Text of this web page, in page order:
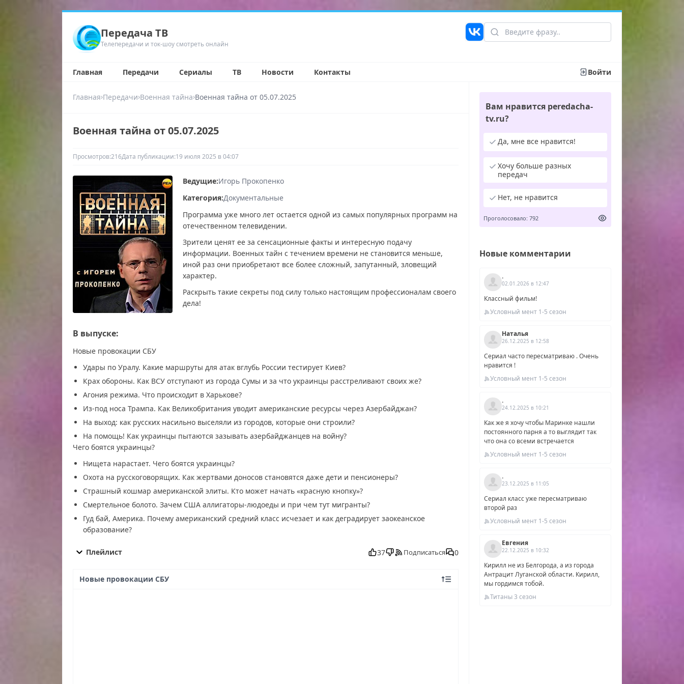
Передача ТВ
Телепередачи и ток-шоу смотреть онлайн
Главная Передачи Сериалы ТВ Новости Контакты Войти
Главная›Передачи›Военная тайна›Военная тайна от 05.07.2025
Военная тайна от 05.07.2025
Просмотров:216Дата публикации:19 июля 2025 в 04:07
Ведущие:Игорь Прокопенко
Категория:Документальные
Программа уже много лет остается одной из самых популярных программ на
отечественном телевидении.
Зрители ценят ее за сенсационные факты и интересную подачу
информации. Военных тайн с течением времени не становится меньше,
иной раз они приобретают все более сложный, запутанный, зловещий
характер.
Раскрыть такие секреты под силу только настоящим профессионалам своего
дела!
В выпуске:
Новые провокации СБУ
Удары по Уралу. Какие маршруты для атак вглубь России тестирует Киев?
Крах обороны. Как ВСУ отступают из города Сумы и за что украинцы расстреливают своих же?
Агония режима. Что происходит в Харькове?
Из-под носа Трампа. Как Великобритания уводит американские ресурсы через Азербайджан?
На выход: как русских насильно выселяли из городов, которые они строили?
На помощь! Как украинцы пытаются зазывать азербайджанцев на войну?
Чего боятся украинцы?
Нищета нарастает. Чего боятся украинцы?
Охота на русскоговорящих. Как жертвами доносов становятся даже дети и пенсионеры?
Страшный кошмар американской элиты. Кто может начать «красную кнопку»?
Смертельное болото. Зачем США аллигаторы-людоеды и при чем тут мигранты?
Гуд бай, Америка. Почему американский средний класс исчезает и как деградирует заокеанское
образование?
Военная тайна от 05.07.2025 последний выпуск, смотреть Военная тайна от 05.07.2025 последний выпуск,
эфир Военная тайна от 05.07.2025 онлайн бесплатно, программа Военная тайна от 05.07.2025, смотреть Военная
Плейлист 37 Подписаться 0
Новые провокации СБУ
Вам нравится peredacha-
tv.ru?
Да, мне все нравится!
Хочу больше разных
передач
Нет, не нравится
Проголосовало: 792
Новые комментарии
.
02.01.2026 в 12:47
Классный фильм!
Условный мент 1-5 сезон
Наталья
26.12.2025 в 12:58
Сериал часто пересматриваю . Очень
нравится !
Условный мент 1-5 сезон
.
24.12.2025 в 10:21
Как же я хочу чтобы Маринке нашли
постоянного парня а то выглядит так
что она со всеми встречается
Условный мент 1-5 сезон
.
23.12.2025 в 11:05
Сериал класс уже пересматриваю
второй раз
Условный мент 1-5 сезон
Евгения
22.12.2025 в 10:32
Кирилл не из Белгорода, а из города
Антрацит Луганской области. Кирилл,
мы гордимся тобой.
Титаны 3 сезон